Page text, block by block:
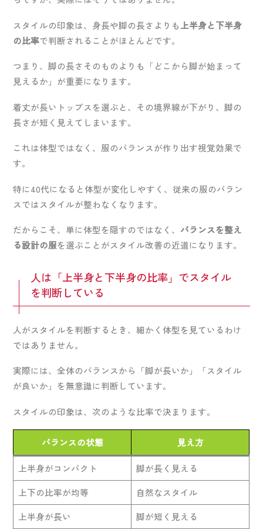
スタイルの印象は、身長や脚の長さよりも上半身と下半身
の比率で判断されることがほとんどです。
つまり、脚の長さそのものよりも「どこから脚が始まって
見えるか」が重要になります。
着丈が長いトップスを選ぶと、その境界線が下がり、脚の
長さが短く見えてしまいます。
これは体型ではなく、服のバランスが作り出す視覚効果で
す。
特に40代になると体型が変化しやすく、従来の服のバラン
スではスタイルが整わなくなります。
だからこそ、単に体型を隠すのではなく、 バランスを整え
る設計の服を選ぶことがスタイル改善の近道になります。
人は「上半身と下半身の比率」でスタイル
を判断している
人がスタイルを判断するとき、細かく体型を見ているわけ
ではありません。
実際には、全体のバランスから「脚が長いか」「スタイル
が良いか」を無意識に判断しています。
スタイルの印象は、次のような比率で決まります。
バランスの状態 見え方
上半身がコンパクト
脚が長く見える
上下の比率が均等
自然なスタイル
上半身が長い
脚が短く見える